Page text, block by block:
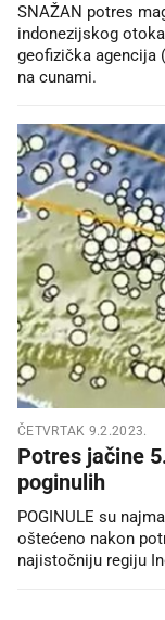
SNAŽAN potres
indonezijskog
geofizička agencija
na cunami.
ČETVRTAK 9.2.2023.
Potres jačine
poginulih
POGINULE su
oštećeno nakon
najistočniju regiju